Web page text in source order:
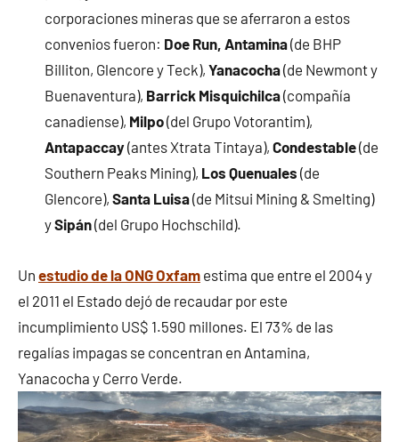
corporaciones mineras que se aferraron a estos
convenios fueron: Doe Run, Antamina(de BHP
Billiton, Glencore y Teck), Yanacocha(de Newmont y
Buenaventura), Barrick Misquichilca(compañía
canadiense), Milpo(del Grupo Votorantim),
Antapaccay(antes Xtrata Tintaya), Condestable(de
Southern Peaks Mining), Los Quenuales (de
Glencore), Santa Luisa(de Mitsui Mining & Smelting)
ySipán(del Grupo Hochschild).
Un estudio de la ONG Oxfam estima que entre el 2004 y
el 2011 el Estado dejó de recaudar por este
incumplimiento US$ 1.590 millones. El 73% de las
regalías impagas se concentran en Antamina,
Yanacocha y Cerro Verde.